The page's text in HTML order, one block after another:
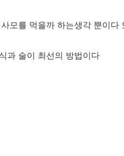
모를 먹을까 하는생각 뿐이다
과 술이 최선의 방법이다